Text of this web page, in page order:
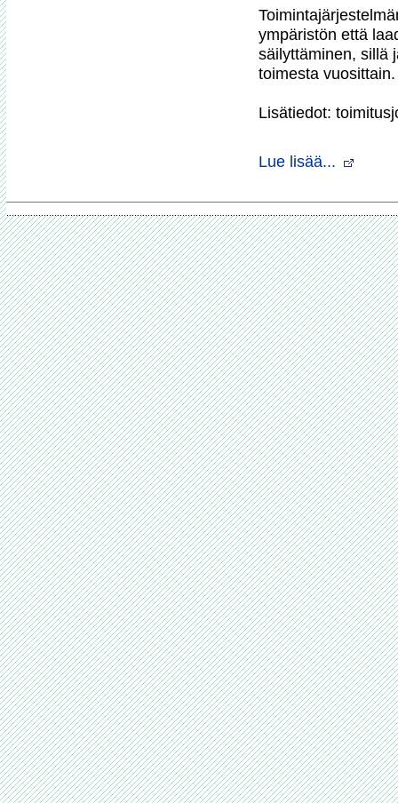
ympäristön että
säilyttäminen, sillä
toimesta
Lisätiedot:
Lue lisää...